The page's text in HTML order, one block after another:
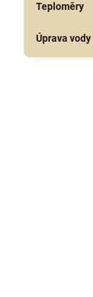
Teploměry
Úprava vody